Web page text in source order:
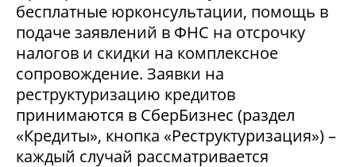
бесплатные юрконсультации, помощь в
подаче заявлений в ФНС на отсрочку
налогов и скидки на комплексное
сопровождение. Заявки на
реструктуризацию кредитов
принимаются в СберБизнес (раздел
«Кредиты», кнопка «Реструктуризация») –
каждый случай рассматривается